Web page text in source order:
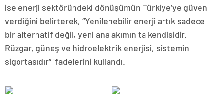
ise enerji sektöründeki dönüşümün Türkiye’ye güven
verdiğini belirterek, “Yenilenebilir enerji artık sadece
bir alternatif değil, yeni ana akımın ta kendisidir.
Rüzgar, güneş ve hidroelektrik enerjisi, sistemin
sigortasıdır” ifadelerini kullandı.